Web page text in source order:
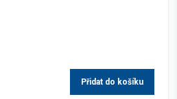
Přidat do košíku